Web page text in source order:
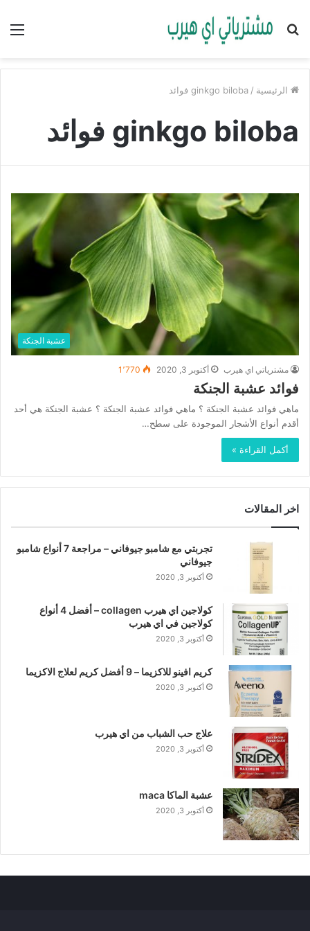
بحث
الرئيسية / ginkgo biloba فوائد
ginkgo biloba فوائد
عشبة الجنكة
مشترياتي اي هيرب أكتوبر 3, 2020 1٬770
فوائد عشبة الجنكة
ماهي فوائد عشبة الجنكة ؟ ماهي فوائد عشبة الجنكة ؟ عشبة الجنكة هي أحد
أقدم أنواع الأشجار الموجودة على سطح…
أكمل القراءة »
اخر المقالات
تجربتي مع شامبو جيوفاني – مراجعة 7 أنواع شامبو
جيوفاني
أكتوبر 3, 2020
كولاجين اي هيرب collagen – أفضل 4 أنواع
كولاجين في اي هيرب
أكتوبر 3, 2020
كريم افينو للاكزيما – 9 أفضل كريم لعلاج الاكزيما
أكتوبر 3, 2020
علاج حب الشباب من اي هيرب
أكتوبر 3, 2020
عشبة الماكا maca
أكتوبر 3, 2020